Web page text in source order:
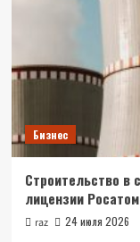
Бизнес
Строительство в
лицензии
raz 24 июля 2026